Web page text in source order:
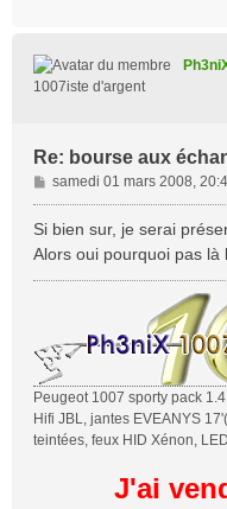
1007iste d'argent
Re: bourse aux
M
e
s
s
samedi 01 mars 2008,
Si bien sur, je serai
Alors oui pourquoi pas là
Peugeot 1007 sporty pack
Hifi JBL, jantes EVEANYS
teintées, feux HID Xénon,
J'ai